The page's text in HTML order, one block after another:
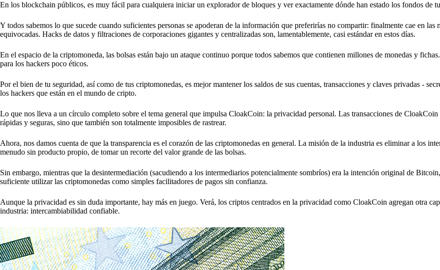
En los blockchain públicos, es muy fácil para cualquiera iniciar un explorador de bloques y ver exactamente dónde han estado los fondos de
Y todos sabemos lo que sucede cuando suficientes personas se apoderan de la información que preferirías no compartir: finalmente cae en las
equivocadas. Hacks de datos y filtraciones de corporaciones gigantes y centralizadas son, lamentablemente, casi estándar en estos días.
En el espacio de la criptomoneda, las bolsas están bajo un ataque continuo porque todos sabemos que contienen millones de monedas y
para los hackers poco éticos.
Por el bien de tu seguridad, así como de tus criptomonedas, es mejor mantener los saldos de sus cuentas, transacciones y claves privadas -
los hackers que están en el mundo de cripto.
Lo que nos lleva a un círculo completo sobre el tema general que impulsa CloakCoin: la privacidad personal. Las transacciones de CloakCoin
rápidas y seguras, sino que también son totalmente imposibles de rastrear.
Ahora, nos damos cuenta de que la transparencia es el corazón de las criptomonedas en general. La misión de la industria es eliminar a los
menudo sin producto propio, de tomar un recorte del valor grande de las bolsas.
Sin embargo, mientras que la desintermediación (sacudiendo a los intermediarios potencialmente sombríos) era la intención original de
suficiente utilizar las criptomonedas como simples facilitadores de pagos sin confianza.
Aunque la privacidad es sin duda importante, hay más en juego. Verá, los criptos centrados en la privacidad como CloakCoin agregan otra
industria: intercambiabilidad confiable.